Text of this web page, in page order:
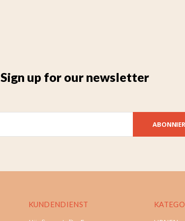
Sign up for our newsletter
KUNDENDIENST